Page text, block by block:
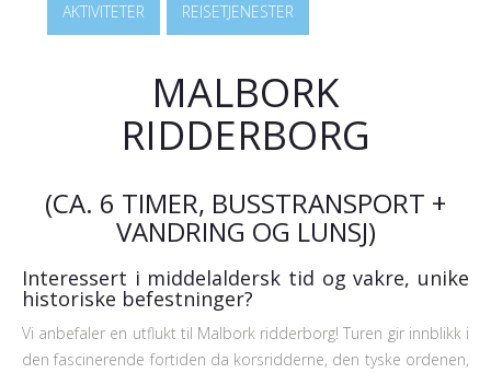
AKTIVITETER REISETJENESTER
MALBORK
RIDDERBORG
(CA. 6 TIMER, BUSSTRANSPORT +
VANDRING OG LUNSJ)
Interessert i middelaldersk tid og vakre, unike
historiske befestninger?
Vi anbefaler en utflukt til Malbork ridderborg! Turen gir innblikk i
den fascinerende fortiden da korsridderne, den tyske ordenen,